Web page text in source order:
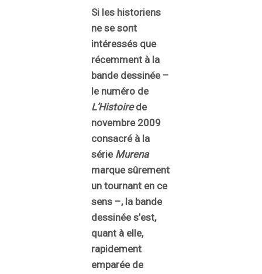
Si les historiens
ne se sont
intéressés que
récemment à la
bande dessinée –
le numéro de
L’Histoirede
novembre 2009
consacré à la
série Murena
marque sûrement
un tournant en ce
sens –, la bande
dessinée s’est,
quant à elle,
rapidement
emparée de